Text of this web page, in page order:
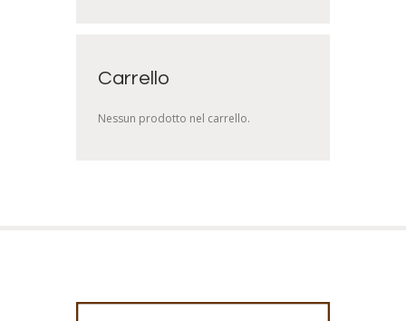
Carrello
Nessun prodotto nel carrello.